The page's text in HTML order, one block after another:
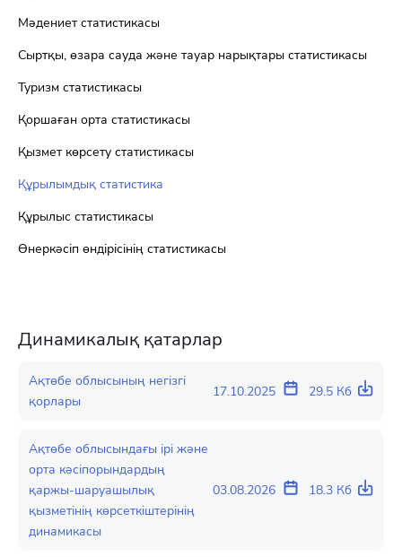
Мәдениет статистикасы
Сыртқы, өзара сауда және тауар нарықтары статистикасы
Туризм статистикасы
Қоршаған орта статистикасы
Қызмет көрсету статистикасы
Құрылымдық статистика
Құрылыс статистикасы
Өнеркәсіп өндірісінің статистикасы
Динамикалық қатарлар
Ақтөбе облысының негізгі
қорлары
17.10.2025 29.5 Кб
Ақтөбе облысындағы ірі және
орта кәсіпорындардың
қаржы-шаруашылық
қызметінің көрсеткіштерінің
динамикасы
03.08.2026 18.3 Кб